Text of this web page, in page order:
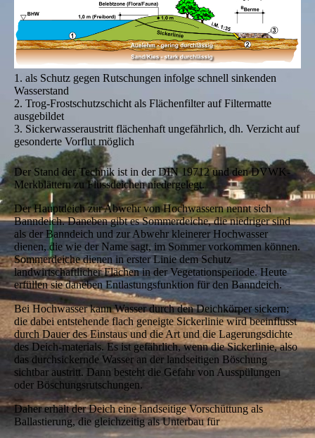
1. als Schutz gegen Rutschungen infolge schnell sinkenden
Wasserstand
2. Trog-Frostschutzschicht als Flächenfilter auf Filtermatte
ausgebildet
3. Sickerwasseraustritt flächenhaft ungefährlich, dh. Verzicht auf
gesonderte Vorflut möglich
Der Stand der Technik ist in der DIN 19712 und den DVWK-
Merkblättern zu Flussdeichen niedergelegt.
Der Hauptdeich zur Abwehr von Hochwassern nennt sich
Banndeich. Daneben gibt es Sommerdeiche, die niedriger sind
als der Banndeich und zur Abwehr kleinerer Hochwasser
dienen, die wie der Name sagt, im Sommer vorkommen können.
Sommerdeiche dienen in erster Linie dem Schutz
landwirtschaftlicher Flächen in der Vegetationsperiode. Heute
erfüllen sie daneben Entlastungsfunktion für den Banndeich.
Bei Hochwasser kann Wasser durch den Deichkörper sickern;
die dabei entstehende flach geneigte Sickerlinie wird beeinflusst
durch Dauer des Einstaus und die Art und die Lagerungsdichte
des Deich-materials. Es ist gefährlich, wenn die Sickerlinie, also
das durchsickernde Wasser an der landseitigen Böschung
sichtbar austritt. Dann besteht die Gefahr von Ausspülungen
oder Böschungsrutschungen.
Daher erhält der Deich eine landseitige Vorschüttung als
Ballastierung, die gleichzeitig als Unterbau für